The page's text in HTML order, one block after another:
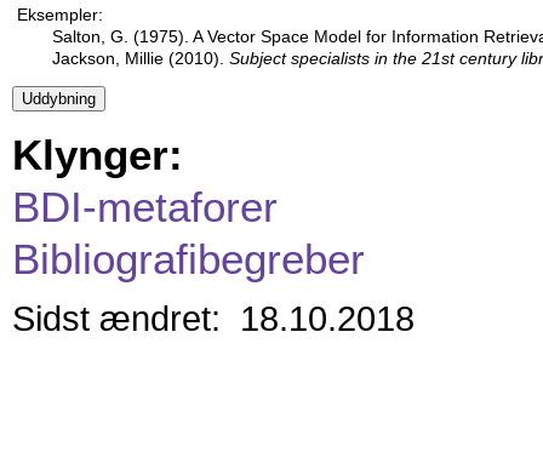
Eksempler:
Salton, G. (1975). A Vector Space Model for Information
Jackson, Millie (2010). Subject specialists in the 21st century
Klynger:
BDI-metaforer
Bibliografibegreber
Sidst ændret: 18.10.2018